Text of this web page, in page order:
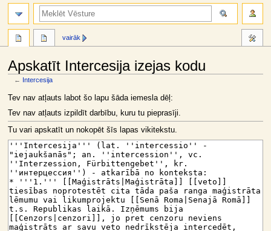
Apskatīt Intercesija izejas kodu
← Intercesija
Jump
to
navigation
Jump
to
search
Tev nav atļauts labot šo lapu šāda iemesla dēļ:
Tev nav atļauts izpildīt darbību, kuru tu pieprasīji.
Tu vari apskatīt un nokopēt šīs lapas vikitekstu.
vairāk
meklēt